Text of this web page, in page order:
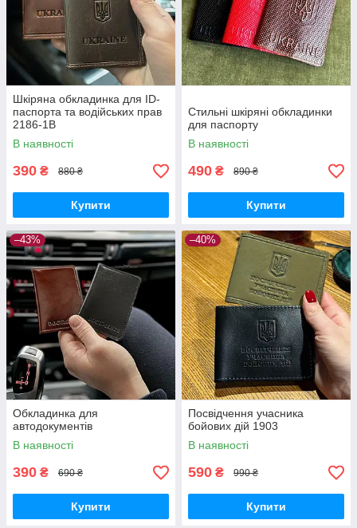
Шкіряна обкладинка для ID-
паспорта та водійських прав
2186-1B
В наявності
390 ₴ 880 ₴
Купити
Стильні шкіряні обкладинки
для паспорту
В наявності
490 ₴ 890 ₴
Купити
–43%
Обкладинка для
автодокументів
В наявності
390 ₴ 690 ₴
Купити
–40%
Посвідчення учасника
бойових дій 1903
В наявності
590 ₴ 990 ₴
Купити